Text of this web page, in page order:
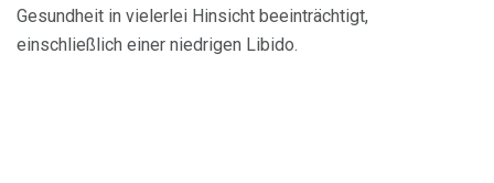
Gesundheit in vielerlei Hinsicht beeinträchtigt,
einschließlich einer niedrigen Libido.